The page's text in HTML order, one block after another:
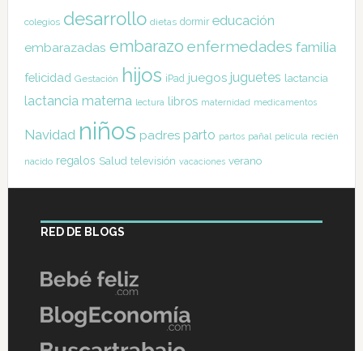
colegios desarrollo dietas dormir educación
embarazadas embarazo enfermedades familia
felicidad Gestación hijos iPad juegos juguetes lactancia
lactancia materna lectura libros maternidad medicamentos
Navidad niños padres parto partos pañal película recién
nacido regalos Salud televisión vacaciones verano
RED DE BLOGS